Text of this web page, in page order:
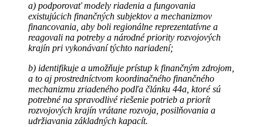
a) podporovať modely riadenia a fungovania
existujúcich finančných subjektov a mechanizmov
financovania, aby boli regionálne reprezentatívne a
reagovali na potreby a národné priority rozvojových
krajín pri vykonávaní týchto nariadení;
b) identifikuje a umožňuje prístup k finančným zdrojom,
a to aj prostredníctvom koordinačného finančného
mechanizmu zriadeného podľa článku 44a, ktoré sú
potrebné na spravodlivé riešenie potrieb a priorít
rozvojových krajín vrátane rozvoja, posilňovania a
udržiavania základných kapacít.